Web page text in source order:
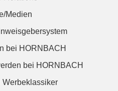
Medien
bei HORNBACH
bei HORNBACH
Werbeklassiker